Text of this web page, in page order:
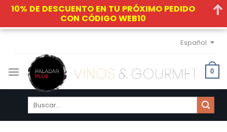
Skip
content
Español
0
Buscar
10% DE DESCUENTO EN TU PRÓXIMO PEDIDO
CON CÓDIGO WEB10